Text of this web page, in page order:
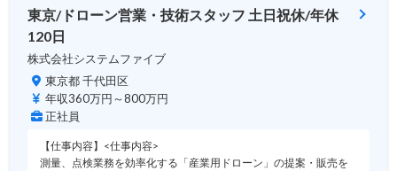
東京/ドローン営業・技術スタッフ 土日祝休/年休
120日
株式会社システムファイブ
東京都 千代田区
年収360万円～800万円
正社員
【仕事内容】<仕事内容>
測量、点検業務を効率化する「産業用ドローン」の提案・販売を